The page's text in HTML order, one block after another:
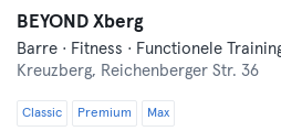
BEYOND Xberg
Barre · Fitness · Functionele
Kreuzberg, Reichenberger Str. 36
Classic Premium Max